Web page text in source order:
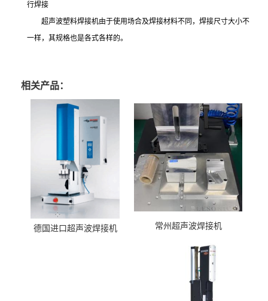
行焊接
超声波塑料焊接机由于使用场合及焊接材料不同，焊接尺寸大小不
一样，其规格也是各式各样的。
相关产品：
德国进口超声波焊接机 常州超声波焊接机